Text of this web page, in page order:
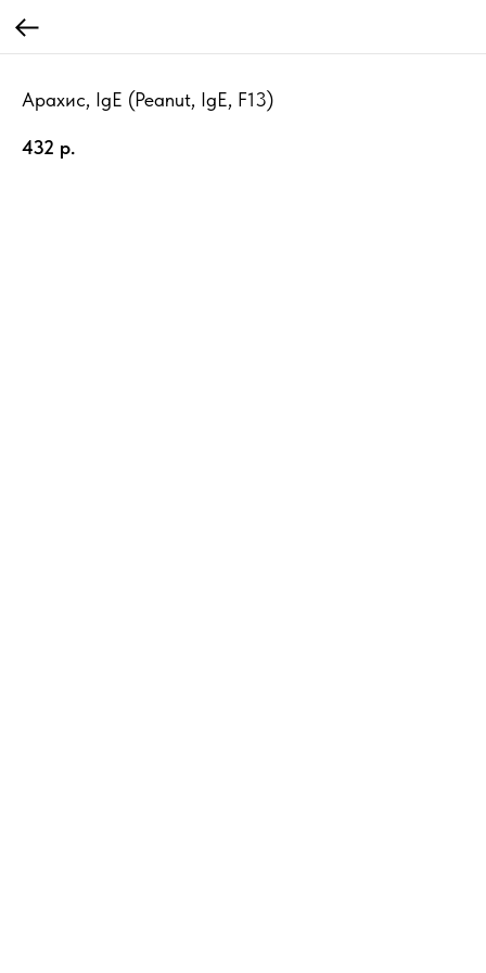
Арахис, IgE (Peanut, IgE, F13)
432 р.